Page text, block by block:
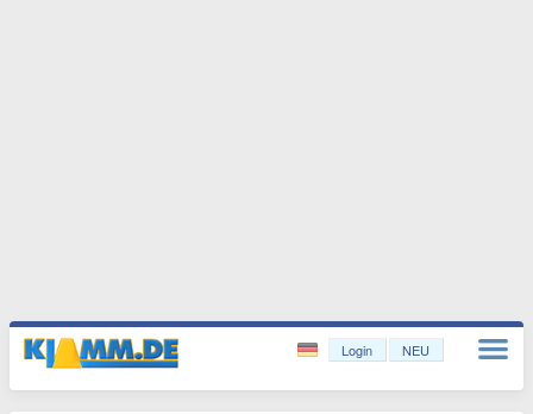
Login NEU